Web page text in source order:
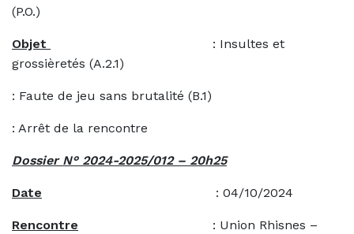
(P.O.)
Objet
: Insultes et
grossièretés (A.2.1)
: Faute de jeu sans brutalité (B.1)
: Arrêt de la rencontre
Dossier N° 2024-2025/012 – 20h25
Date : 04/10/2024
Rencontre : Union Rhisnes –